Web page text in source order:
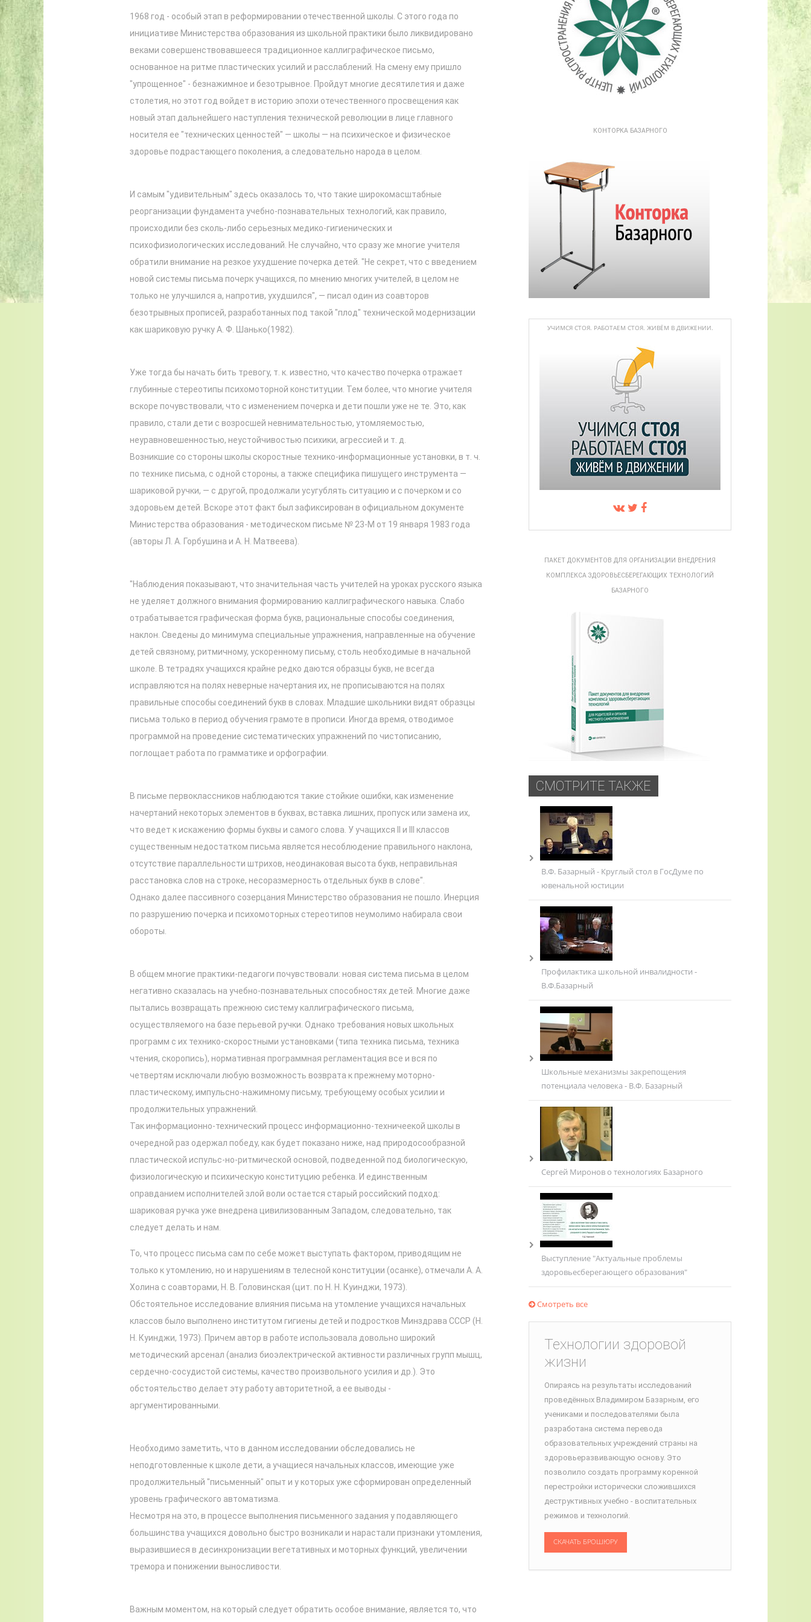
1968 год - особый этап в реформировании отечественной школы. С этого года по
инициативе Министерства образования из школьной практики было ликвидировано
веками совершенствовавшееся традиционное каллиграфическое письмо,
основанное на ритме пластических усилий и расслаблений. На смену ему пришло
"упрощенное" - безнажимное и безотрывное. Пройдут многие десятилетия и даже
столетия, но этот год войдет в историю эпохи отечественного просвещения как
новый этап дальнейшего наступления технической революции в лице главного
носителя ее "технических ценностей" — школы — на психическое и физическое
здоровье подрастающего поколения, а следовательно народа в целом.
И самым "удивительным" здесь оказалось то, что такие широкомасштабные
реорганизации фундамента учебно-познавательных технологий, как правило,
происходили без сколь-либо серьезных медико-гигиенических и
психофизиологических исследований. Не случайно, что сразу же многие учителя
обратили внимание на резкое ухудшение почерка детей. "Не секрет, что с введением
новой системы письма почерк учащихся, по мнению многих учителей, в целом не
только не улучшился а, напротив, ухудшился", — писал один из соавторов
безотрывных прописей, разработанных под такой "плод" технической модернизации
как шариковую ручку А. Ф. Шанько(1982).
Уже тогда бы начать бить тревогу, т. к. известно, что качество почерка отражает
глубинные стереотипы психомоторной конституции. Тем более, что многие учителя
вскоре почувствовали, что с изменением почерка и дети пошли уже не те. Это, как
правило, стали дети с возросшей невнимательностью, утомляемостью,
неуравновешенностью, неустойчивостью психики, агрессией и т. д.
Возникшие со стороны школы скоростные технико-информационные установки, в т. ч.
по технике письма, с одной стороны, а также специфика пишущего инструмента —
шариковой ручки, — с другой, продолжали усугублять ситуацию и с почерком и со
здоровьем детей. Вскоре этот факт был зафиксирован в официальном документе
Министерства образования - методическом письме № 23-М от 19 января 1983 года
(авторы Л. А. Горбушина и А. Н. Матвеева).
"Наблюдения показывают, что значительная часть учителей на уроках русского языка
не уделяет должного внимания формированию каллиграфического навыка. Слабо
отрабатывается графическая форма букв, рациональные способы соединения,
наклон. Сведены до минимума специальные упражнения, направленные на обучение
детей связному, ритмичному, ускоренному письму, столь необходимые в начальной
школе. В тетрадях учащихся крайне редко даются образцы букв, не всегда
исправляются на полях неверные начертания их, не прописываются на полях
правильные способы соединений букв в словах. Младшие школьники видят образцы
письма только в период обучения грамоте в прописи. Иногда время, отводимое
программой на проведение систематических упражнений по чистописанию,
поглощает работа по грамматике и орфографии.
В письме первоклассников наблюдаются такие стойкие ошибки, как изменение
начертаний некоторых элементов в буквах, вставка лишних, пропуск или замена их,
что ведет к искажению формы буквы и самого слова. У учащихся II и III классов
существенным недостатком письма является несоблюдение правильного наклона,
отсутствие параллельности штрихов, неодинаковая высота букв, неправильная
расстановка слов на строке, несоразмерность отдельных букв в слове".
Однако далее пассивного созерцания Министерство образования не пошло. Инерция
по разрушению почерка и психомоторных стереотипов неумолимо набирала свои
обороты.
В общем многие практики-педагоги почувствовали: новая система письма в целом
негативно сказалась на учебно-познавательных способностях детей. Многие даже
пытались возвращать прежнюю систему каллиграфического письма,
осуществляемого на базе перьевой ручки. Однако требования новых школьных
программ с их технико-скоростными установками (типа техника письма, техника
чтения, скоропись), нормативная программная регламентация все и вся по
четвертям исключали любую возможность возврата к прежнему моторно-
пластическому, импульсно-нажимному письму, требующему особых усилии и
продолжительных упражнений.
Так информационно-технический процесс информационно-техничеекой школы в
очередной раз одержал победу, как будет показано ниже, над природосообразной
пластической испульс-но-ритмической основой, подведенной под биологическую,
физиологическую и психическую конституцию ребенка. И единственным
оправданием исполнителей злой воли остается старый российский подход:
шариковая ручка уже внедрена цивилизованным Западом, следовательно, так
следует делать и нам.
То, что процесс письма сам по себе может выступать фактором, приводящим не
только к утомлению, но и нарушениям в телесной конституции (осанке), отмечали А. А.
Холина с соавторами, Н. В. Головинская (цит. по Н. Н. Куинджи, 1973).
Обстоятельное исследование влияния письма на утомление учащихся начальных
классов было выполнено институтом гигиены детей и подростков Минздрава СССР (Н.
Н. Куинджи, 1973). Причем автор в работе использовала довольно широкий
методический арсенал (анализ биоэлектрической активности различных групп мышц,
сердечно-сосудистой системы, качество произвольного усилия и др.). Это
обстоятельство делает эту работу авторитетной, а ее выводы -
аргументированными.
Необходимо заметить, что в данном исследовании обследовались не
неподготовленные к школе дети, а учащиеся начальных классов, имеющие уже
продолжительный "письменный" опыт и у которых уже сформирован определенный
уровень графического автоматизма.
Несмотря на это, в процессе выполнения письменного задания у подавляющего
большинства учащихся довольно быстро возникали и нарастали признаки утомления,
выразившиеся в десинхронизации вегетативных и моторных функций, увеличении
тремора и понижении выносливости.
Важным моментом, на который следует обратить особое внимание, является то, что
КОНТОРКА БАЗАРНОГО
УЧИМСЯ СТОЯ. РАБОТАЕМ СТОЯ. ЖИВЁМ В ДВИЖЕНИИ.
ПАКЕТ ДОКУМЕНТОВ ДЛЯ ОРГАНИЗАЦИИ ВНЕДРЕНИЯ
КОМПЛЕКСА ЗДОРОВЬЕСБЕРЕГАЮЩИХ ТЕХНОЛОГИЙ
БАЗАРНОГО
СМОТРИТЕ ТАКЖЕ
В.Ф. Базарный - Круглый стол в ГосДуме по
ювенальной юстиции
Профилактика школьной инвалидности -
В.Ф.Базарный
Школьные механизмы закрепощения
потенциала человека - В.Ф. Базарный
Сергей Миронов о технологиях Базарного
Выступление "Актуальные проблемы
здоровьесберегающего образования"
Смотреть все
Технологии здоровой
жизни
Опираясь на результаты исследований
проведённых Владимиром Базарным, его
учениками и последователями была
разработана система перевода
образовательных учреждений страны на
здоровьеразвивающую основу. Это
позволило создать программу коренной
перестройки исторически сложившихся
деструктивных учебно - воспитательных
режимов и технологий.
СКАЧАТЬ БРОШЮРУ